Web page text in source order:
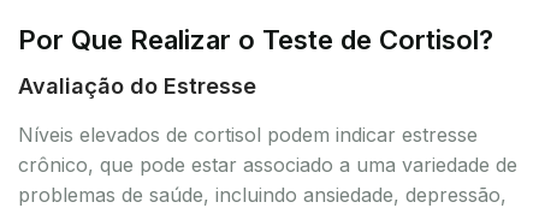
Por Que Realizar o Teste de Cortisol?
Avaliação do Estresse
Níveis elevados de cortisol podem indicar estresse
crônico, que pode estar associado a uma variedade de
problemas de saúde, incluindo ansiedade, depressão,